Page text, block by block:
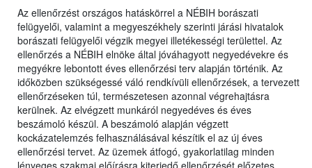
Az ellenőrzést országos hatáskörrel a NÉBIH borászati
felügyelői, valamint a megyeszékhely szerinti járási hivatalok
borászati felügyelői végzik megyei illetékességi területtel. Az
ellenőrzés a NÉBIH elnöke által jóváhagyott negyedévekre és
megyékre lebontott éves ellenőrzési terv alapján történik. Az
időközben szükségessé váló rendkívüli ellenőrzések, a tervezett
ellenőrzéseken túl, természetesen azonnal végrehajtásra
kerülnek. Az elvégzett munkáról negyedéves és éves
beszámoló készül. A beszámoló alapján végzett
kockázatelemzés felhasználásával készítik el az új éves
ellenőrzési tervet. Az üzemek átfogó, gyakorlatilag minden